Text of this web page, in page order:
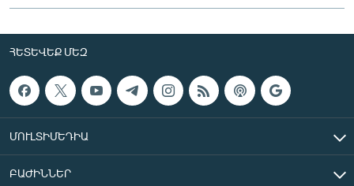
ՀԵՏԵՎԵՔ ՄԵԶ
ՄՈՒԼՏԻՄԵԴԻԱ
ԲԱԺԻՆՆԵՐ